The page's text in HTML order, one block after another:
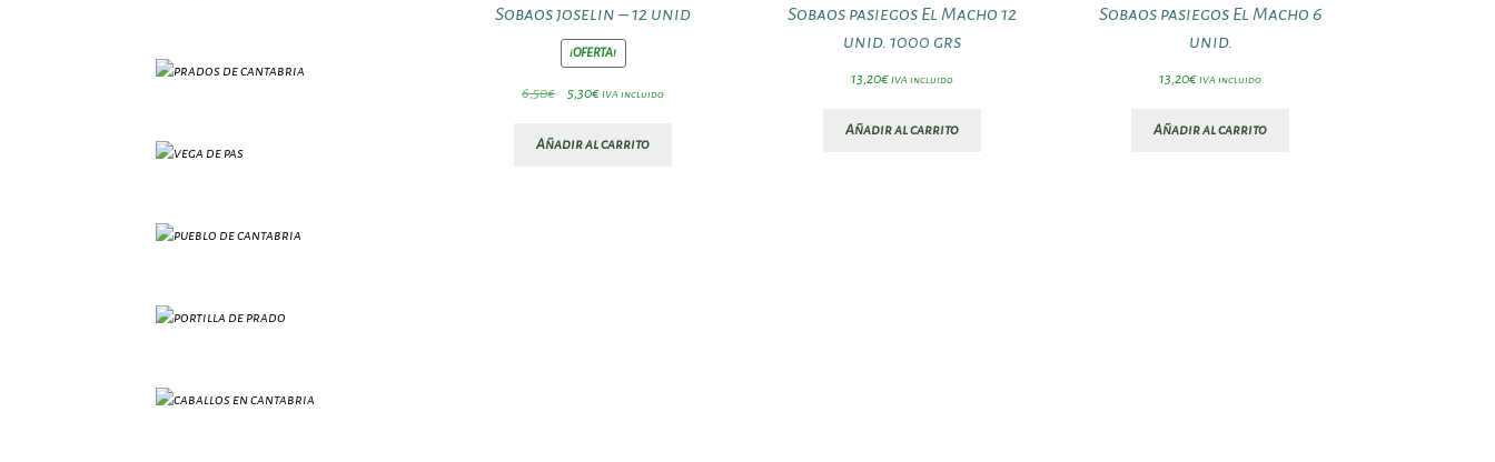
Sobaos joselin – 12 unid
¡OFERTA!
6,50€ El
original
5,30€El
actual
IVA incluido
Añadir al carrito
Sobaos pasiegos El Macho 12
unid. 1000 grs
13,20€ IVA incluido
Añadir al carrito
Sobaos pasiegos El Macho 6
unid.
13,20€ IVA incluido
Añadir al carrito